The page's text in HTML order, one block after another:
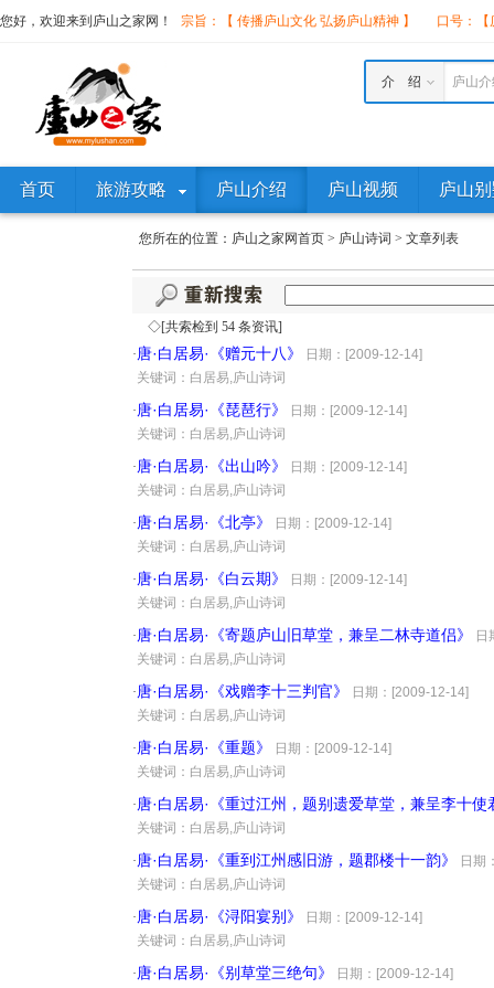
您好，欢迎来到庐山之家网！ 宗旨：【 传播庐山文化 弘扬庐山精神 】 口号：
庐山
介 绍
首页 旅游攻略 庐山介绍 庐山视频 庐山
您所在的位置： 庐山之家网首页 > 庐山诗词 > 文章列表
◇[共索检到 54 条资讯]
· 唐·白居易·《赠元十八》
日期：[2009-12-14]
关键词：白居易,庐山诗词
· 唐·白居易·《琵琶行》
日期：[2009-12-14]
关键词：白居易,庐山诗词
· 唐·白居易·《出山吟》
日期：[2009-12-14]
关键词：白居易,庐山诗词
· 唐·白居易·《北亭》
日期：[2009-12-14]
关键词：白居易,庐山诗词
· 唐·白居易·《白云期》
日期：[2009-12-14]
关键词：白居易,庐山诗词
· 唐·白居易·《寄题庐山旧草堂，兼呈二林寺道侣》
日
关键词：白居易,庐山诗词
· 唐·白居易·《戏赠李十三判官》
日期：[2009-12-14]
关键词：白居易,庐山诗词
· 唐·白居易·《重题》
日期：[2009-12-14]
关键词：白居易,庐山诗词
· 唐·白居易·《重过江州，题别遗爱草堂，兼呈李十使
关键词：白居易,庐山诗词
· 唐·白居易·《重到江州感旧游，题郡楼十一韵》
日期
关键词：白居易,庐山诗词
· 唐·白居易·《浔阳宴别》
日期：[2009-12-14]
关键词：白居易,庐山诗词
· 唐·白居易·《别草堂三绝句》
日期：[2009-12-14]